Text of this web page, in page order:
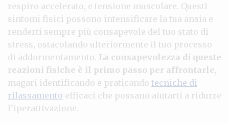
respiro accelerato, e tensione muscolare. Questi
sintomi fisici possono intensificare la tua ansia e
renderti sempre più consapevole del tuo stato di
stress, ostacolando ulteriormente il tuo processo
di addormentamento. La consapevolezza di queste
reazioni fisiche è il primo passo per affrontarle,
magari identificando e praticando tecniche di
rilassamento efficaci che possano aiutarti a ridurre
l’iperattivazione.